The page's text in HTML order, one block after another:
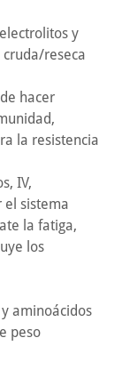
y
reseca
de hacer
la resistencia
IV,
sistema
la fatiga,
los
y aminoácidos
peso